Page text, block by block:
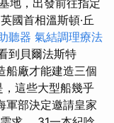
地，出發前往指定
國首相溫斯頓·丘
聽器 氣結調理療法
到貝爾法斯特
船廠才能建造三個
這些大型船幾乎
軍部決定邀請皇家